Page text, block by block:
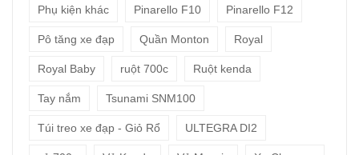
Phụ kiện khác Pinarello F10 Pinarello F12
Pô tăng xe đạp Quần Monton Royal
Royal Baby ruột 700c Ruột kenda
Tay nắm Tsunami SNM100
Túi treo xe đạp - Giỏ Rổ ULTEGRA DI2